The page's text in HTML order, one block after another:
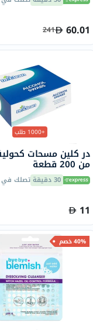
60.01
241
+1000 طلب
در كلين مسحات
من 200 قطعة
30 دقيقة تصلك في
11
40% خصم